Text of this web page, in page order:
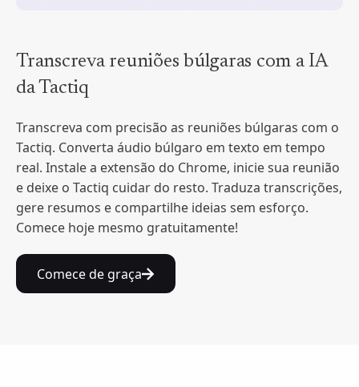
Transcreva reuniões búlgaras com a IA
da Tactiq
Transcreva com precisão as reuniões búlgaras com o
Tactiq. Converta áudio búlgaro em texto em tempo
real. Instale a extensão do Chrome, inicie sua reunião
e deixe o Tactiq cuidar do resto. Traduza transcrições,
gere resumos e compartilhe ideias sem esforço.
Comece hoje mesmo gratuitamente!
Comece de graça